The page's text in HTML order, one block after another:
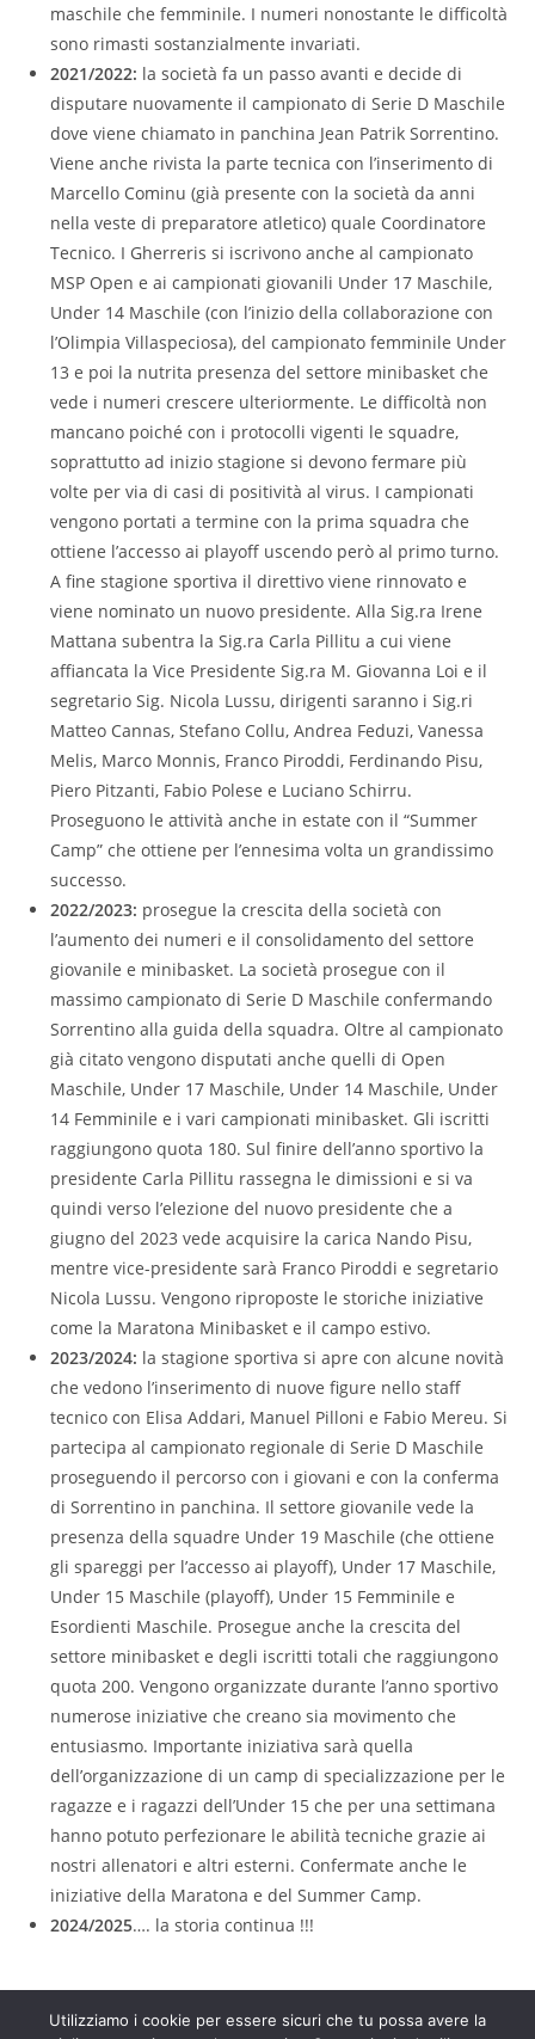
maschile che femminile. I numeri nonostante le difficoltà
sono rimasti sostanzialmente invariati.
2021/2022: la società fa un passo avanti e decide di
disputare nuovamente il campionato di Serie D Maschile
dove viene chiamato in panchina Jean Patrik Sorrentino.
Viene anche rivista la parte tecnica con l’inserimento di
Marcello Cominu (già presente con la società da anni
nella veste di preparatore atletico) quale Coordinatore
Tecnico. I Gherreris si iscrivono anche al campionato
MSP Open e ai campionati giovanili Under 17 Maschile,
Under 14 Maschile (con l’inizio della collaborazione con
l’Olimpia Villaspeciosa), del campionato femminile Under
13 e poi la nutrita presenza del settore minibasket che
vede i numeri crescere ulteriormente. Le difficoltà non
mancano poiché con i protocolli vigenti le squadre,
soprattutto ad inizio stagione si devono fermare più
volte per via di casi di positività al virus. I campionati
vengono portati a termine con la prima squadra che
ottiene l’accesso ai playoff uscendo però al primo turno.
A fine stagione sportiva il direttivo viene rinnovato e
viene nominato un nuovo presidente. Alla Sig.ra Irene
Mattana subentra la Sig.ra Carla Pillitu a cui viene
affiancata la Vice Presidente Sig.ra M. Giovanna Loi e il
segretario Sig. Nicola Lussu, dirigenti saranno i Sig.ri
Matteo Cannas, Stefano Collu, Andrea Feduzi, Vanessa
Melis, Marco Monnis, Franco Piroddi, Ferdinando Pisu,
Piero Pitzanti, Fabio Polese e Luciano Schirru.
Proseguono le attività anche in estate con il “Summer
Camp” che ottiene per l’ennesima volta un grandissimo
successo.
2022/2023: prosegue la crescita della società con
l’aumento dei numeri e il consolidamento del settore
giovanile e minibasket. La società prosegue con il
massimo campionato di Serie D Maschile confermando
Sorrentino alla guida della squadra. Oltre al campionato
già citato vengono disputati anche quelli di Open
Maschile, Under 17 Maschile, Under 14 Maschile, Under
14 Femminile e i vari campionati minibasket. Gli iscritti
raggiungono quota 180. Sul finire dell’anno sportivo la
presidente Carla Pillitu rassegna le dimissioni e si va
quindi verso l’elezione del nuovo presidente che a
giugno del 2023 vede acquisire la carica Nando Pisu,
mentre vice-presidente sarà Franco Piroddi e segretario
Nicola Lussu. Vengono riproposte le storiche iniziative
come la Maratona Minibasket e il campo estivo.
2023/2024: la stagione sportiva si apre con alcune novità
che vedono l’inserimento di nuove figure nello staff
tecnico con Elisa Addari, Manuel Pilloni e Fabio Mereu. Si
partecipa al campionato regionale di Serie D Maschile
proseguendo il percorso con i giovani e con la conferma
di Sorrentino in panchina. Il settore giovanile vede la
presenza della squadre Under 19 Maschile (che ottiene
gli spareggi per l’accesso ai playoff), Under 17 Maschile,
Under 15 Maschile (playoff), Under 15 Femminile e
Esordienti Maschile. Prosegue anche la crescita del
settore minibasket e degli iscritti totali che raggiungono
quota 200. Vengono organizzate durante l’anno sportivo
numerose iniziative che creano sia movimento che
entusiasmo. Importante iniziativa sarà quella
dell’organizzazione di un camp di specializzazione per le
ragazze e i ragazzi dell’Under 15 che per una settimana
hanno potuto perfezionare le abilità tecniche grazie ai
nostri allenatori e altri esterni. Confermate anche le
iniziative della Maratona e del Summer Camp.
2024/2025…. la storia continua !!!
Utilizziamo i cookie per essere sicuri che tu possa avere la